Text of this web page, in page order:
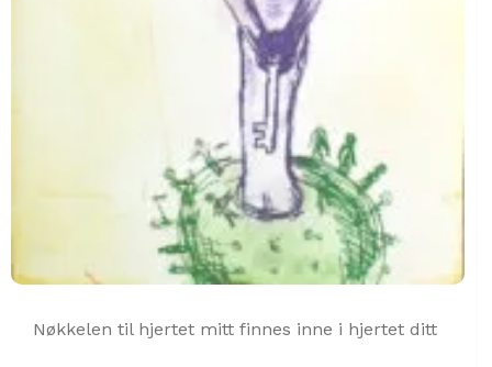
Nøkkelen til hjertet mitt finnes inne i hjertet ditt